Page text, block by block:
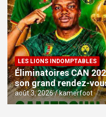
LES LIONS INDOMPTABLES
Éliminatoires CAN
son grand rendez-
août 3, 2026 kamerfoot